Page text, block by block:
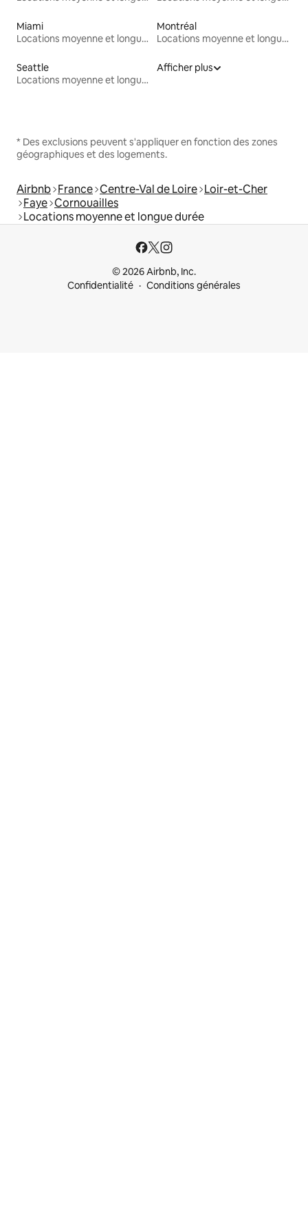
Miami
Locations moyenne et longue durée
Montréal
Locations moyenne et longue durée
Seattle
Locations moyenne et longue durée
Afficher plus
* Des exclusions peuvent s'appliquer en fonction des zones
géographiques et des logements.
Airbnb France Centre-Val de Loire Loir-et-Cher
Faye Cornouailles
Locations moyenne et longue durée
© 2026 Airbnb, Inc.
Confidentialité
Conditions générales